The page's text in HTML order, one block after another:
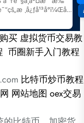
买虚拟货币交易教
币圈新手入门教程
比特币炒币教程
网站地图 oex交易